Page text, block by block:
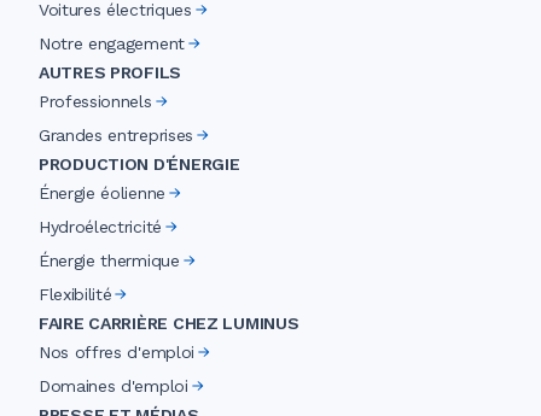
Voitures électriques
Notre engagement
AUTRES PROFILS
Professionnels
Grandes entreprises
PRODUCTION D'ÉNERGIE
Énergie éolienne
Hydroélectricité
Énergie thermique
Flexibilité
FAIRE CARRIÈRE CHEZ LUMINUS
Nos offres d'emploi
Domaines d'emploi